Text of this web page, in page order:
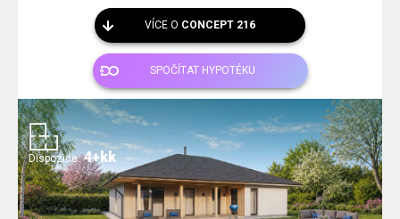
VÍCE O CONCEPT 216
SPOČÍTAT HYPOTÉKU
Dispozice: 4+kk